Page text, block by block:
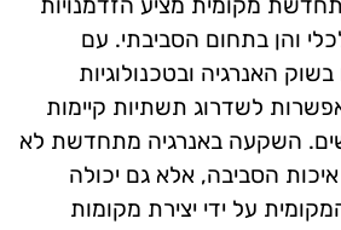
והן בתחום הסביבתי. עם
האנרגיה ובטכנולוגיות
לשדרוג תשתיות קיימות
השקעה באנרגיה מתחדשת לא
הסביבה, אלא גם יכולה
על ידי יצירת מקומות